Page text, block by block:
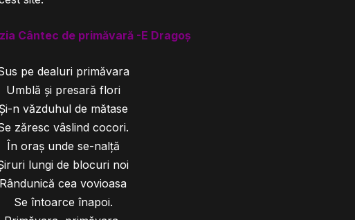
Cântec de primăvară -E Dragoș
pe dealuri primăvara
Umblă și presară flori
Și-n văzduhul de mătase
zăresc vâslind cocori.
În oraș unde se-nalță
lungi de blocuri noi
Rândunică cea vovioasa
Se întoarce înapoi.